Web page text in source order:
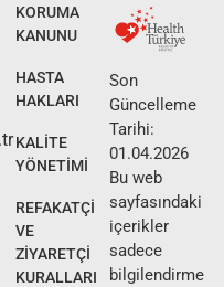
KORUMA
KANUNU
HASTA
HAKLARI
KALİTE
YÖNETİMİ
REFAKATÇİ
VE
ZİYARETÇİ
KURALLARI
Son
Güncelleme
Tarihi:
01.04.2026
Bu web
sayfasındaki
içerikler
sadece
bilgilendirme